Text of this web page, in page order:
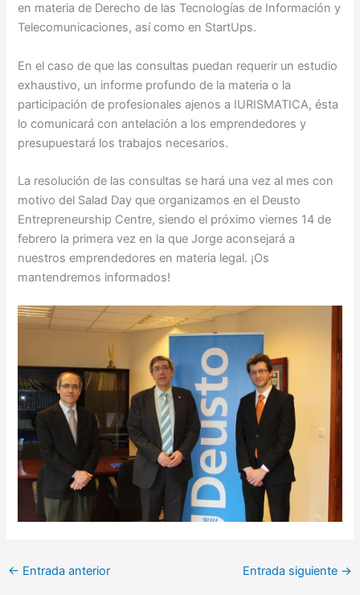
en materia de Derecho de las Tecnologías de Información y
Telecomunicaciones, así como en StartUps.
En el caso de que las consultas puedan requerir un estudio
exhaustivo, un informe profundo de la materia o la
participación de profesionales ajenos a IURISMATICA, ésta
lo comunicará con antelación a los emprendedores y
presupuestará los trabajos necesarios.
La resolución de las consultas se hará una vez al mes con
motivo del Salad Day que organizamos en el Deusto
Entrepreneurship Centre, siendo el próximo viernes 14 de
febrero la primera vez en la que Jorge aconsejará a
nuestros emprendedores en materia legal. ¡Os
mantendremos informados!
← Entrada anterior Entrada siguiente →